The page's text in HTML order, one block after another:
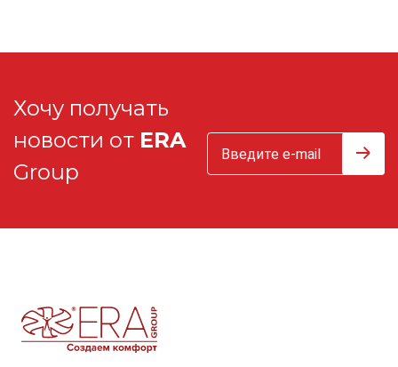
Хочу получать
новости от ERA
Group